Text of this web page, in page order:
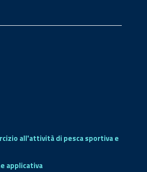
all'attività di pesca sportiva e
applicativa